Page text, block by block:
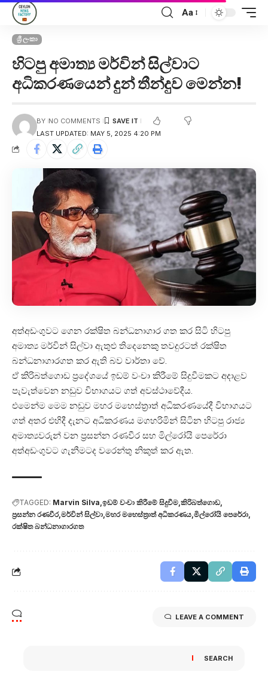
Aa
ශ්‍රී ලංකා
හිටපු අමාත්‍ය මර්වින් සිල්වාට
අධිකරණයෙන් දුන් තීන්දුව මෙන්න!
LAST UPDATED: MAY 5, 2025 4:20 PM
BY NO COMMENTS
අත්අඩංගුවට ගෙන රක්ෂිත බන්ධනාගාර ගත කර සිටි හිටපු
අමාත්‍ය මර්වින් සිල්වා ඇතුළු තිදෙනෙකු තවදුරටත් රක්ෂිත
බන්ධනාගාරගත කර ඇති බව වාර්තා වේ.
ඒ කිරිබත්ගොඩ ප්‍රදේශයේ ඉඩම් වංචා කිරීමේ සිදුවීමකට අදාළව
පැවැත්වෙන නඩුව විභාගයට ගත් අවස්ථාවේදීය.
එමෙන්ම මෙම නඩුව මහර මහෙස්ත්‍රාත් අධිකරණයේදී විභාගයට
ගත් අතර එහිදී දැනට අධිකරණය මගහරිමින් සිටින හිටපු රාජ්‍ය
අමාත්‍යවරුන් වන ප්‍රසන්න රණවීර සහ මිල්රෝයි පෙරේරා
අත්අඩංගුවට ගැනීමටද වරෙන්තු නිකුත් කර ඇත.
TAGGED: Marvin Silva ඉඩම් වංචා කිරීමේ සිදුවීම කිරිබත්ගොඩ
ප්‍රසන්න රණවීර මර්වින් සිල්වා මහර මහෙස්ත්‍රාත් අධිකරණය මිල්රෝයි පෙරේරා
රක්ෂිත බන්ධනාගාරගත
LEAVE A COMMENT
SEARCH